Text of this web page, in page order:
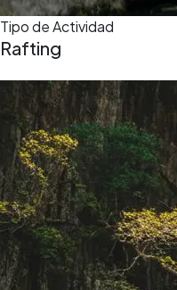
Tipo de Actividad
Rafting